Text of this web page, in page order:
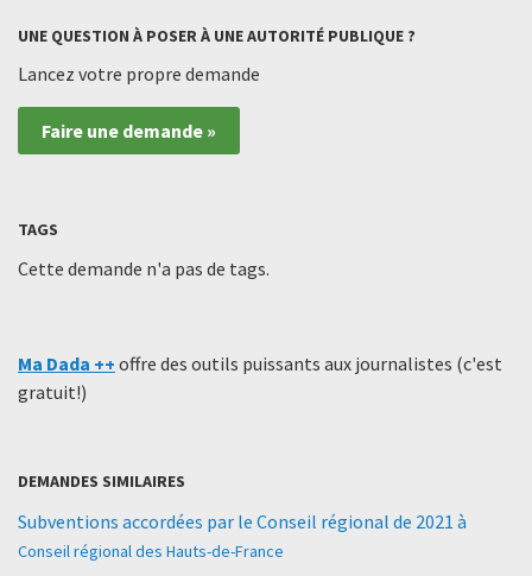
UNE QUESTION À POSER À UNE AUTORITÉ PUBLIQUE ?
Lancez votre propre demande
Faire une demande »
TAGS
Cette demande n'a pas de tags.
Ma Dada ++ offre des outils puissants aux journalistes (c'est
gratuit!)
DEMANDES SIMILAIRES
Subventions accordées par le Conseil régional de 2021 à
Conseil régional des Hauts-de-France